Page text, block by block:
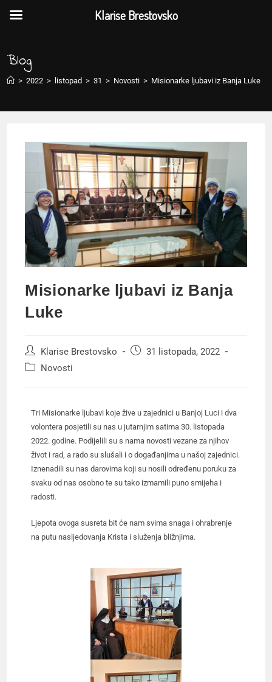
Blog
> 2022 > listopad > 31 > Novosti > Misionarke ljubavi iz Banja Luke
Misionarke ljubavi iz Banja
Luke
Klarise Brestovsko
31 listopada, 2022
Novosti
Tri Misionarke ljubavi koje žive u zajednici u Banjoj Luci i dva
volontera posjetili su nas u jutarnjim satima 30. listopada
2022. godine. Podijelili su s nama novosti vezane za njihov
život i rad, a rado su slušali i o događanjima u našoj zajednici.
Iznenadili su nas darovima koji su nosili određenu poruku za
svaku od nas osobno te su tako izmamili puno smijeha i
radosti.
Ljepota ovoga susreta bit će nam svima snaga i ohrabrenje
na putu nasljedovanja Krista i služenja bližnjima.
Klarise Brestovsko